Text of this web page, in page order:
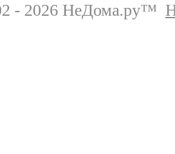
- 2026 НеДома.ру™